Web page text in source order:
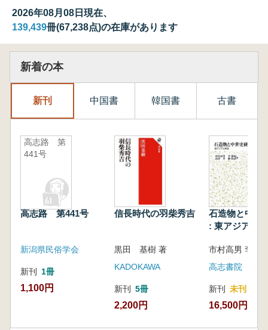
2026年08月08日現在、
139,439冊(67,238点)の在庫があります
新着の本
新刊 中国書 韓国書 古書
高志路 第
441号
高志路 第441号
新潟県民俗学会
新刊 1冊
1,100円
信長時代の羽柴秀吉
黒田 基樹 著
KADOKAWA
新刊 5冊
2,200円
石造物と中世
: 東アジアと
高志書院
新刊 未刊
16,500円